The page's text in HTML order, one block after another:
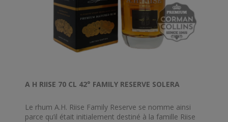
A H RIISE 70 CL 42° FAMILY RESERVE SOLERA
Le rhum A.H. Riise Family Reserve se nomme ainsi
parce qu’il était initialement destiné à la famille Riise